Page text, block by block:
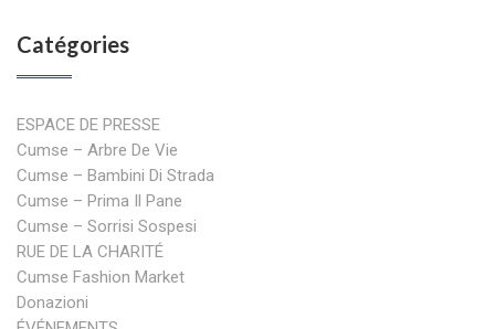
Catégories
ESPACE DE PRESSE
Cumse – Arbre De Vie
Cumse – Bambini Di Strada
Cumse – Prima Il Pane
Cumse – Sorrisi Sospesi
RUE DE LA CHARITÉ
Cumse Fashion Market
Donazioni